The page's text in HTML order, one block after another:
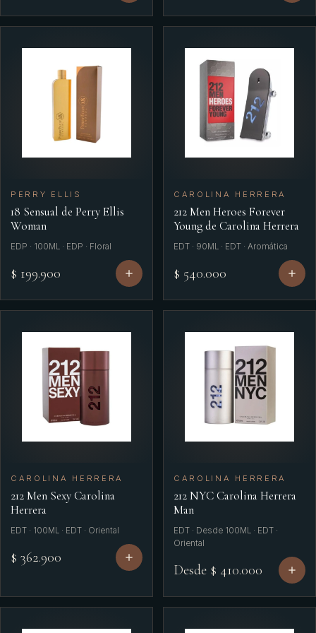
Chacharel Woman
Coach
Creed
Davidoff
Diesel
Dior
Dkny
Dolce & Gabbana
Dolce Gabbana
Elizabeth Arden
Ferragamo Free
Ferragamo Pour
Ferrari Men
Figuier Roger
Givenchy
PERRY ELLIS
18 Sensual de Perry Ellis
Woman
EDP · 100ML · EDP · Floral
$ 199.900
CAROLINA HERRERA
212 Men Heroes Forever
Young de Carolina Herrera
EDT · 90ML · EDT · Aromática
$ 540.000
CAROLINA HERRERA
212 Men Sexy Carolina
Herrera
EDT · 100ML · EDT · Oriental
$ 362.900
CAROLINA HERRERA
212 NYC Carolina Herrera
Man
EDT · Desde 100ML · EDT ·
Oriental
Desde $ 410.000